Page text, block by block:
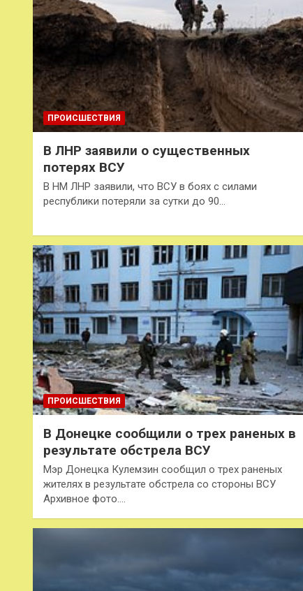
ПРОИСШЕСТВИЯ
В ЛНР заявили о существенных
потерях ВСУ
В НМ ЛНР заявили, что ВСУ в боях с силами
республики потеряли за сутки до 90…
ПРОИСШЕСТВИЯ
В Донецке сообщили о трех раненых в
результате обстрела ВСУ
Мэр Донецка Кулемзин сообщил о трех раненых
жителях в результате обстрела со стороны ВСУ
Архивное фото.…